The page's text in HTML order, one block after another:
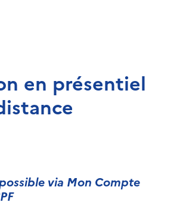
en présentiel
via Mon Compte